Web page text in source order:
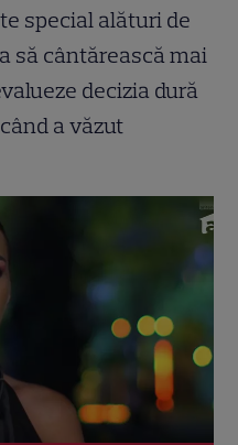
special alături de
să cântărească mai
decizia dură
a văzut